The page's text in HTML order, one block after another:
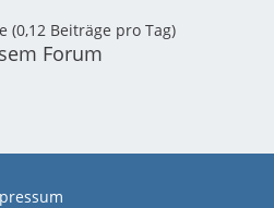
(0,12 Beiträge pro Tag)
Forum